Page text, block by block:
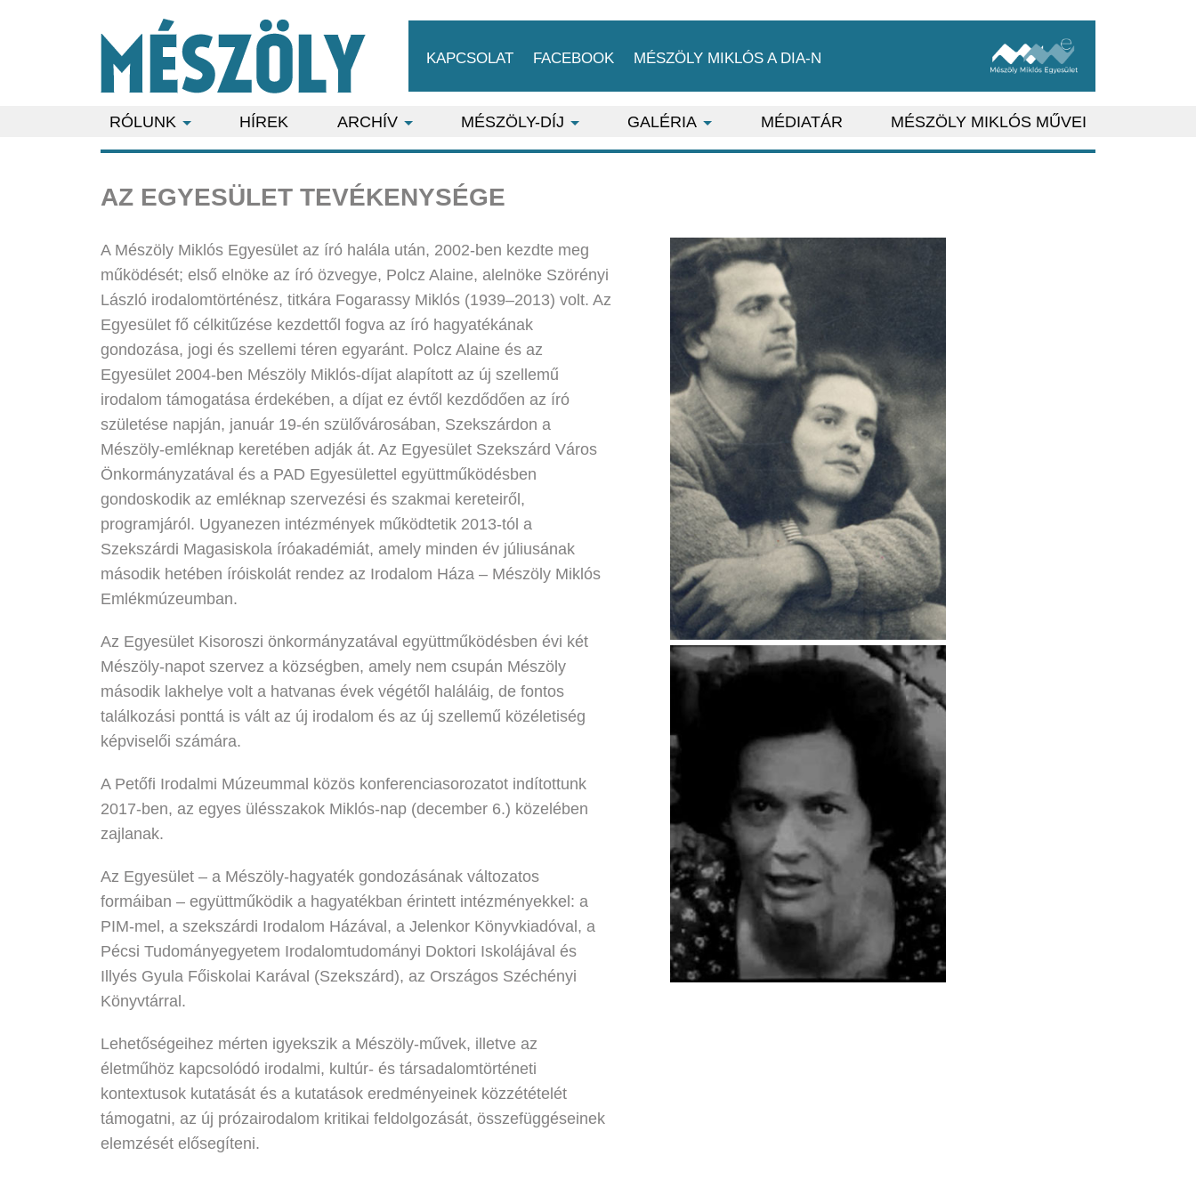
KAPCSOLAT FACEBOOK MÉSZÖLY MIKLÓS A DIA-N
RÓLUNK HÍREK ARCHÍV MÉSZÖLY-DÍJ GALÉRIA MÉDIATÁR MÉSZÖLY MIKLÓS MŰVEI
AZ EGYESÜLET TEVÉKENYSÉGE
A Mészöly Miklós Egyesület az író halála után, 2002-ben kezdte meg
működését; első elnöke az író özvegye, Polcz Alaine, alelnöke Szörényi
László irodalomtörténész, titkára Fogarassy Miklós (1939–2013) volt. Az
Egyesület fő célkitűzése kezdettől fogva az író hagyatékának
gondozása, jogi és szellemi téren egyaránt. Polcz Alaine és az
Egyesület 2004-ben Mészöly Miklós-díjat alapított az új szellemű
irodalom támogatása érdekében, a díjat ez évtől kezdődően az író
születése napján, január 19-én szülővárosában, Szekszárdon a
Mészöly-emléknap keretében adják át. Az Egyesület Szekszárd Város
Önkormányzatával és a PAD Egyesülettel együttműködésben
gondoskodik az emléknap szervezési és szakmai kereteiről,
programjáról. Ugyanezen intézmények működtetik 2013-tól a
Szekszárdi Magasiskola íróakadémiát, amely minden év júliusának
második hetében íróiskolát rendez az Irodalom Háza – Mészöly Miklós
Emlékmúzeumban.
Az Egyesület Kisoroszi önkormányzatával együttműködésben évi két
Mészöly-napot szervez a községben, amely nem csupán Mészöly
második lakhelye volt a hatvanas évek végétől haláláig, de fontos
találkozási ponttá is vált az új irodalom és az új szellemű közéletiség
képviselői számára.
A Petőfi Irodalmi Múzeummal közös konferenciasorozatot indítottunk
2017-ben, az egyes ülésszakok Miklós-nap (december 6.) közelében
zajlanak.
Az Egyesület – a Mészöly-hagyaték gondozásának változatos
formáiban – együttműködik a hagyatékban érintett intézményekkel: a
PIM-mel, a szekszárdi Irodalom Házával, a Jelenkor Könyvkiadóval, a
Pécsi Tudományegyetem Irodalomtudományi Doktori Iskolájával és
Illyés Gyula Főiskolai Karával (Szekszárd), az Országos Széchényi
Könyvtárral.
Lehetőségeihez mérten igyekszik a Mészöly-művek, illetve az
életműhöz kapcsolódó irodalmi, kultúr- és társadalomtörténeti
kontextusok kutatását és a kutatások eredményeinek közzétételét
támogatni, az új prózairodalom kritikai feldolgozását, összefüggéseinek
elemzését elősegíteni.